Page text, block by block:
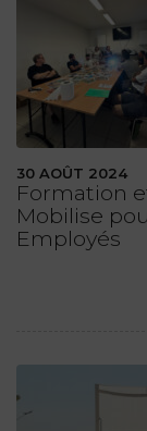
30 AOÛT 2024
Formation
Mobilise
Employés